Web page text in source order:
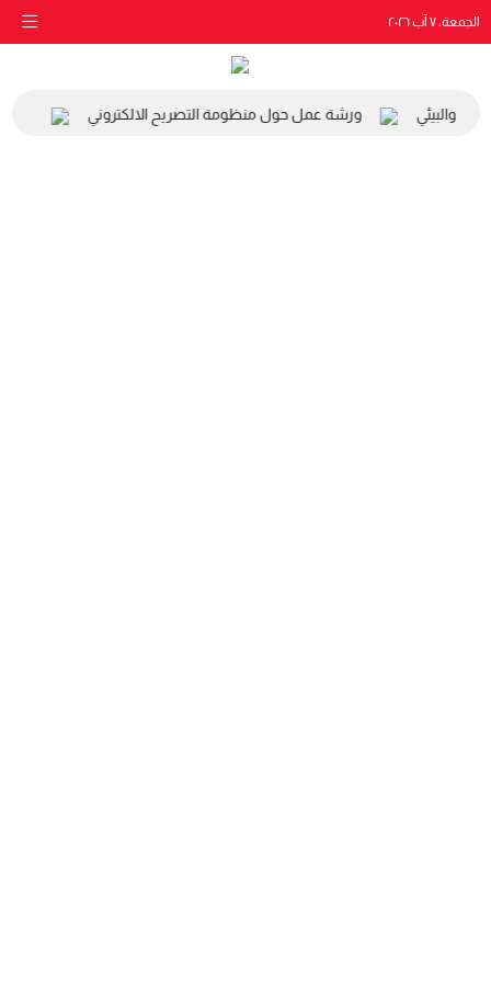
الجمعة، ٧ آب ٢٠٢٦
والبيئي ورشة عمل حول منظومة التصريح الالكتروني